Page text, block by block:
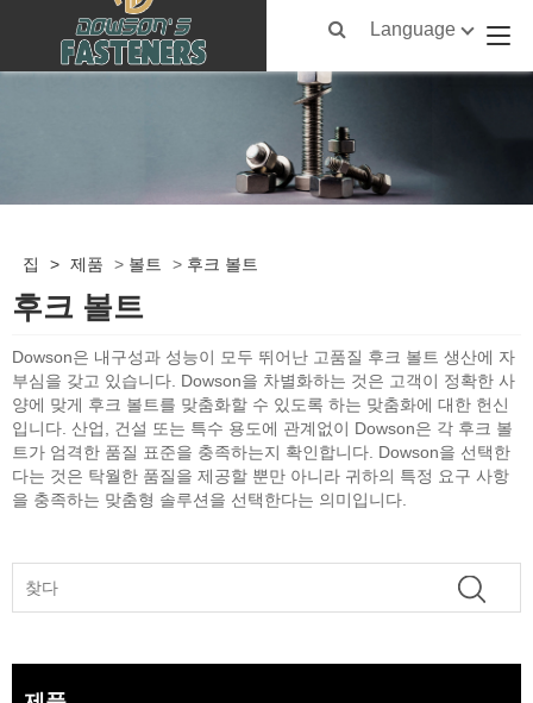
Language
집 > 제품 > 볼트 > 후크 볼트
후크 볼트
Dowson은 내구성과 성능이 모두 뛰어난 고품질 후크 볼트 생산에 자
부심을 갖고 있습니다. Dowson을 차별화하는 것은 고객이 정확한 사
양에 맞게 후크 볼트를 맞춤화할 수 있도록 하는 맞춤화에 대한 헌신
입니다. 산업, 건설 또는 특수 용도에 관계없이 Dowson은 각 후크 볼
트가 엄격한 품질 표준을 충족하는지 확인합니다. Dowson을 선택한
다는 것은 탁월한 품질을 제공할 뿐만 아니라 귀하의 특정 요구 사항
을 충족하는 맞춤형 솔루션을 선택한다는 의미입니다.